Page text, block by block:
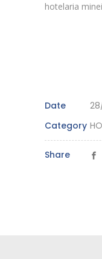
hotelaria
Date
Category
Share